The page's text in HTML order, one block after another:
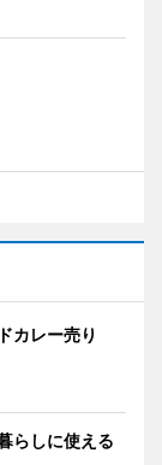
カレー売り
らしに使える